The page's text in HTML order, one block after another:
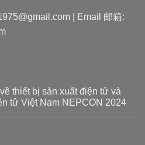
| Email 邮箱:
thiết bị sản xuất điện tử và
tử Việt Nam NEPCON 2024